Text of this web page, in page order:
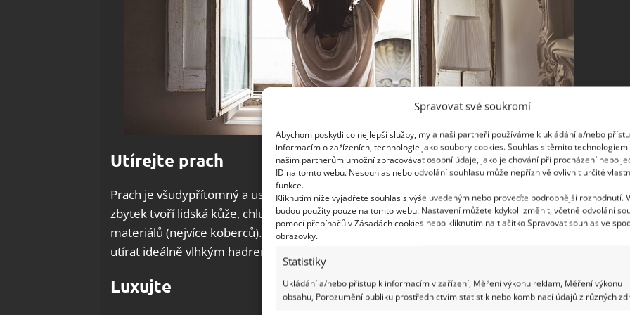
Spravovat své soukromí
Abychom poskytli co nejlepší služby, my a naši partneři používáme k ukládání a/nebo
informacím o zařízeních, technologie jako soubory cookies. Souhlas s těmito
našim partnerům umožní zpracovávat osobní údaje, jako je chování při procházení nebo
ID na tomto webu. Nesouhlas nebo odvolání souhlasu může nepříznivě ovlivnit určité
funkce.
Kliknutím níže vyjádřete souhlas s výše uvedeným nebo proveďte podrobnější rozhodnutí.
budou použity pouze na tomto webu. Nastavení můžete kdykoli změnit, včetně odvolání
pomocí přepínačů v Zásadách cookies nebo kliknutím na tlačítko Spravovat souhlas ve
obrazovky.
Statistiky
Ukládání a/nebo přístup k informacím v zařízení, Měření výkonu reklam, Měření výkonu
obsahu, Porozumění publiku prostřednictvím statistik nebo kombinací údajů z různých
Utírejte prach
Prach je všudypřítomný a usedá na všem. Přibližně 60 % prachu pochází zvenčí, ale
zbytek tvoří lidská kůže, chlupy domácích mazlíčků, vlákna a zbytky z textilních
materiálů (nejvíce koberců). Usazuje se úplně na všem a proto je potřeba jej pravidelně
utírat ideálně vlhkým hadrem, aby se nevířil a opět neusedal.
Luxujte